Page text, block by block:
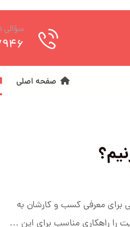
سؤالی
صفحه اصلی
برای معرفی کسب و کارشان به
را راهکاری مناسب برای این ...